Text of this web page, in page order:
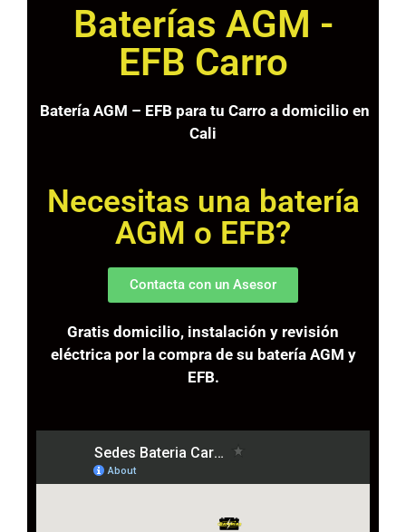
Baterías AGM -
EFB Carro
Batería AGM – EFB para tu Carro a domicilio en
Cali
Necesitas una batería
AGM o EFB?
Contacta con un Asesor
Gratis domicilio, instalación y revisión
eléctrica por la compra de su batería AGM y
EFB.